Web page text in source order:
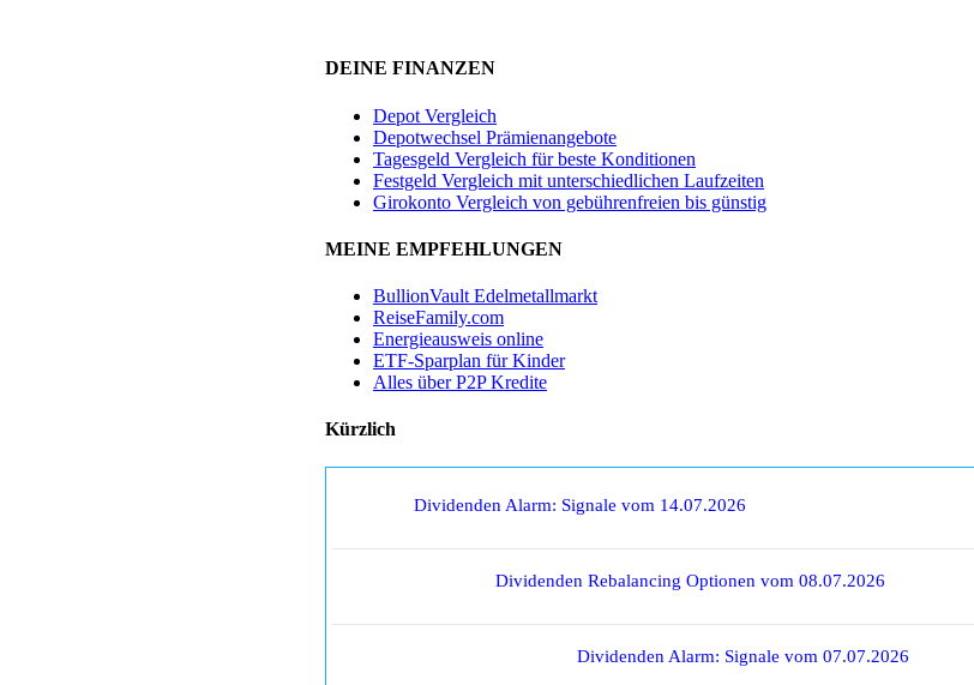
DEINE FINANZEN
Depot Vergleich
Depotwechsel Prämienangebote
Tagesgeld Vergleich für beste Konditionen
Festgeld Vergleich mit unterschiedlichen Laufzeiten
Girokonto Vergleich von gebührenfreien bis günstig
MEINE EMPFEHLUNGEN
BullionVault Edelmetallmarkt
ReiseFamily.com
Energieausweis online
ETF-Sparplan für Kinder
Alles über P2P Kredite
Kürzlich
Dividenden Alarm: Signale vom 14.07.2026
Dividenden Rebalancing Optionen vom 08.07.2026
Dividenden Alarm: Signale vom 07.07.2026